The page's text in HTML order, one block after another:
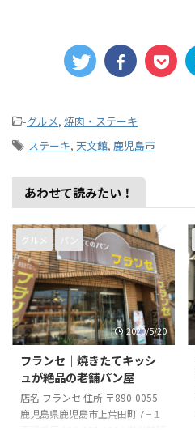
-グルメ, 焼肉・ステーキ
-ステーキ, 天文館, 鹿児島市
あわせて読みたい！
グルメ パン
2020/5/20
フランセ｜焼きたてキッシ
ュが絶品の老舗パン屋
店名 フランセ 住所 〒890-0055
鹿児島県鹿児島市上荒田町７−１